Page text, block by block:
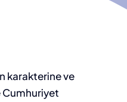
karakterine ve
Cumhuriyet